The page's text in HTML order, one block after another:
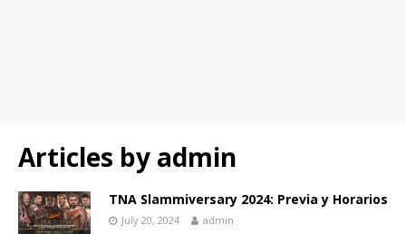
Articles by admin
TNA Slammiversary 2024: Previa y Horarios
July 20, 2024 admin